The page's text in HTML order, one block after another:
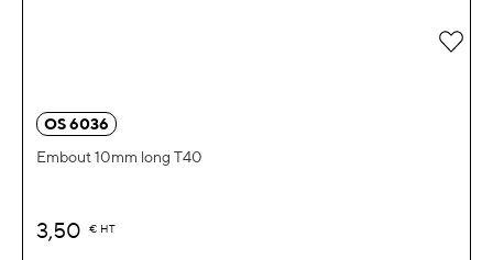
OS 6036
Embout 10mm long T40
3,50 € HT